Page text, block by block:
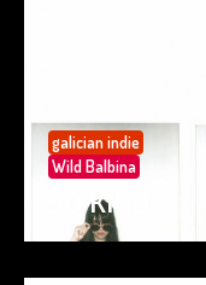
galician indie
Wild Balbina
SO KIND